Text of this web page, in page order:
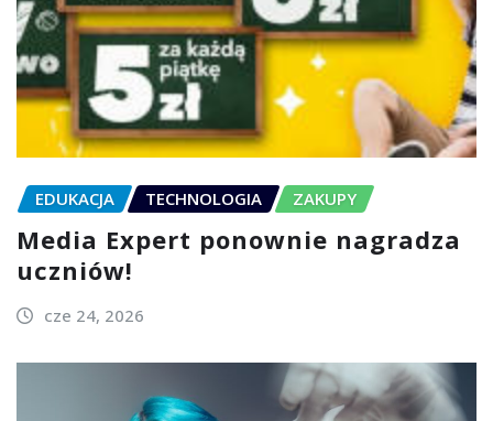
EDUKACJA TECHNOLOGIA ZAKUPY
Media Expert ponownie nagradza
uczniów!
cze 24, 2026